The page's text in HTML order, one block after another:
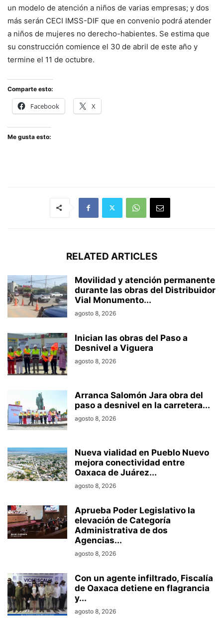
un modelo de atención a niños de varias empresas; y dos
más serán CECI IMSS-DIF que en convenio podrá atender
a niños de mujeres no derecho-habientes. Se estima que
su construcción comience el 30 de abril de este año y
termine el 11 de octubre.
Comparte esto:
Facebook X
Me gusta esto:
RELATED ARTICLES
Movilidad y atención permanente
durante las obras del Distribuidor
Vial Monumento...
agosto 8, 2026
Inician las obras del Paso a
Desnivel a Viguera
agosto 8, 2026
Arranca Salomón Jara obra del
paso a desnivel en la carretera...
agosto 8, 2026
Nueva vialidad en Pueblo Nuevo
mejora conectividad entre
Oaxaca de Juárez...
agosto 8, 2026
Aprueba Poder Legislativo la
elevación de Categoría
Administrativa de dos
Agencias...
agosto 8, 2026
Con un agente infiltrado, Fiscalía
de Oaxaca detiene en flagrancia
y...
agosto 8, 2026